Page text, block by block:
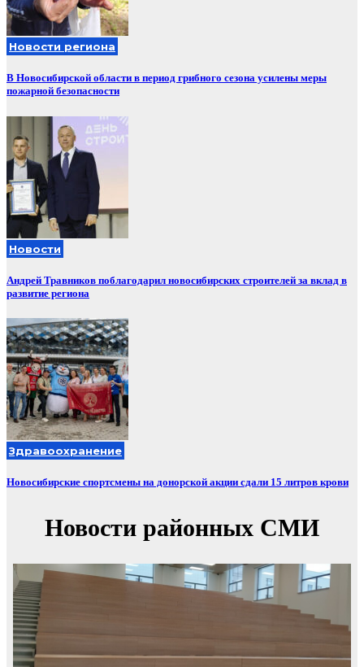
Новости региона
В Новосибирской области в период грибного сезона усилены меры
пожарной безопасности
Новости
Андрей Травников поблагодарил новосибирских строителей за вклад в
развитие региона
Здравоохранение
Новосибирские спортсмены на донорской акции сдали 15 литров крови